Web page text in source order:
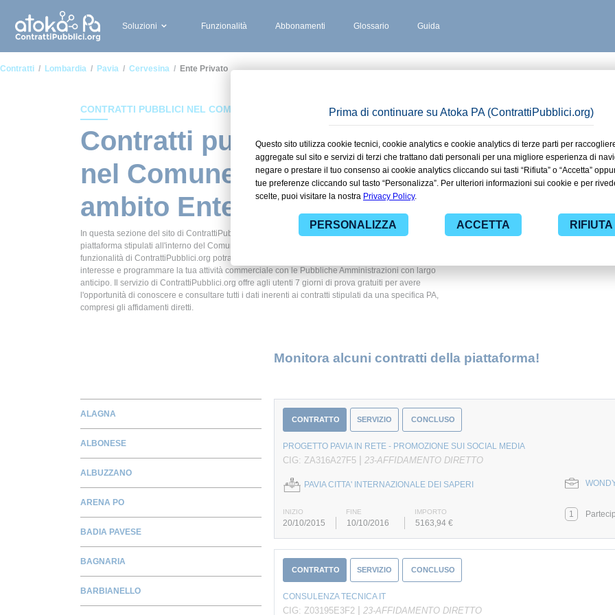
Soluzioni Funzionalità Abbonamenti Glossario Guida
Contratti Lombardia Pavia Cervesina Ente Privato
CONTRATTI PUBBLICI NEL COMUNE DI CERVESINA
Contratti pubblici stipulati
nel Comune di Cervesina in
ambito Ente privato
In questa sezione del sito di ContrattiPubblici.org potrai avere ad alcuni dei contratti presenti nella
piattaforma stipulati all'interno del Comune di Cervesina in ambito Ente privato. Grazie alle
funzionalità di ContrattiPubblici.org potrai monitorare la scadenza dei contratti pubblici di tuo
interesse e programmare la tua attività commerciale con le Pubbliche Amministrazioni con largo
anticipo. Il servizio di ContrattiPubblici.org offre agli utenti 7 giorni di prova gratuiti per avere
l'opportunità di conoscere e consultare tutti i dati inerenti ai contratti stipulati da una specifica PA,
compresi gli affidamenti diretti.
Monitora alcuni contratti della piattaforma!
ALAGNA
ALBONESE
ALBUZZANO
ARENA PO
BADIA PAVESE
BAGNARIA
BARBIANELLO
CONTRATTO SERVIZIO CONCLUSO
PROGETTO PAVIA IN RETE - PROMOZIONE SUI SOCIAL MEDIA
CIG: ZA316A27F5 | 23-AFFIDAMENTO DIRETTO
PAVIA CITTA' INTERNAZIONALE DEI SAPERI
INIZIO FINE IMPORTO
20/10/2015 10/10/2016 5163,94 €
1
CONTRATTO SERVIZIO CONCLUSO
CONSULENZA TECNICA IT
CIG: Z03195E3F2 | 23-AFFIDAMENTO DIRETTO